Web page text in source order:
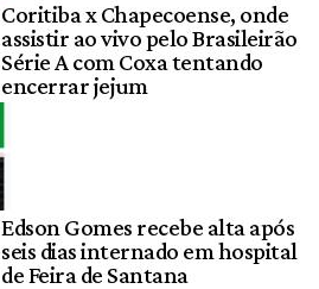
Coritiba x Chapecoense, onde
assistir ao vivo pelo Brasileirão
Série A com Coxa tentando
encerrar jejum
Edson Gomes recebe alta após
seis dias internado em hospital
de Feira de Santana